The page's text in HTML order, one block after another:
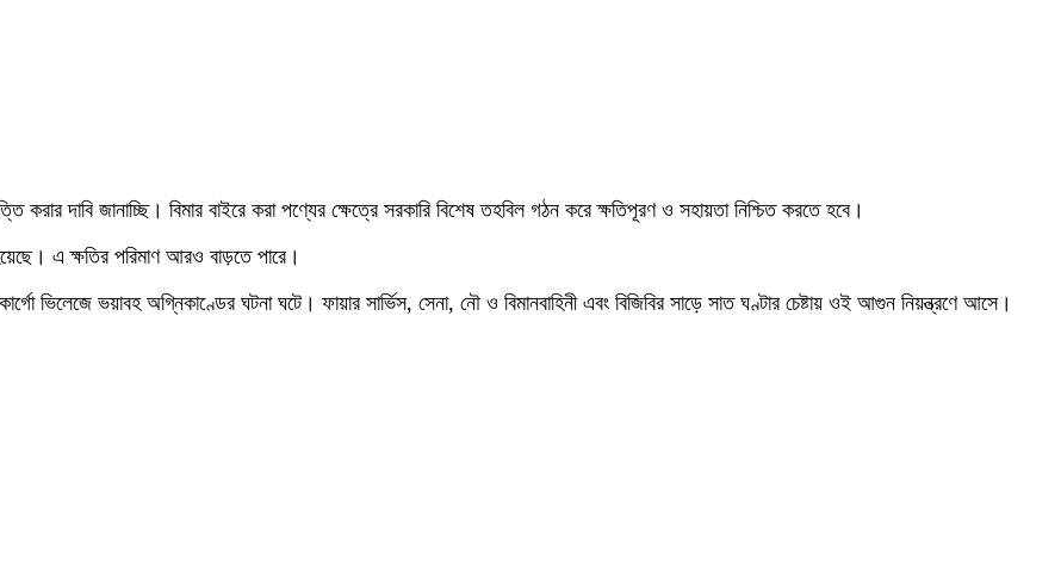
দাবি জানাচ্ছি। বিমার বাইরে করা পণ্যের ক্ষেত্রে সরকারি বিশেষ তহবিল গঠন করে ক্ষতিপূরণ ও সহায়তা নিশ্চিত করতে হবে।
এ ক্ষতির পরিমাণ আরও বাড়তে পারে।
ভিলেজে ভয়াবহ অগ্নিকাণ্ডের ঘটনা ঘটে। ফায়ার সার্ভিস, সেনা, নৌ ও বিমানবাহিনী এবং বিজিবির সাড়ে সাত ঘণ্টার চেষ্টায় ওই আগুন নিয়ন্ত্রণে আসে।